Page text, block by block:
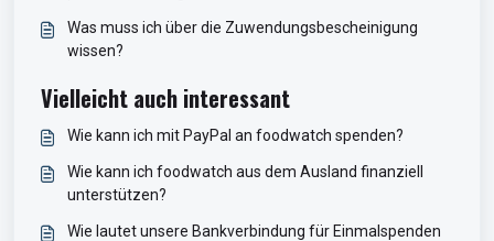
Was muss ich über die Zuwendungsbescheinigung
wissen?
Vielleicht auch interessant
Wie kann ich mit PayPal an foodwatch spenden?
Wie kann ich foodwatch aus dem Ausland finanziell
unterstützen?
Wie lautet unsere Bankverbindung für Einmalspenden